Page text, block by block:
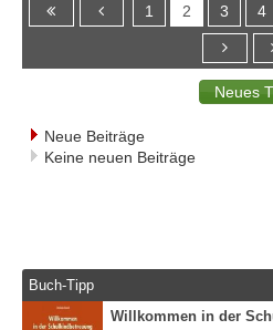
1 2 3 4
Neue Beiträge
Keine neuen Beiträge
Buch-Tipp
Willkommen in der